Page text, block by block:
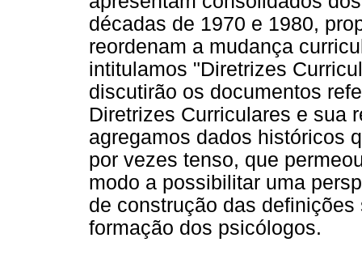
décadas de 1970 e 1980,
reordenam a mudança
intitulamos "Diretrizes
discutirão os documentos
Diretrizes Curriculares e sua
agregamos dados históricos
por vezes tenso, que
modo a possibilitar uma
de construção das
formação dos psicólogos.